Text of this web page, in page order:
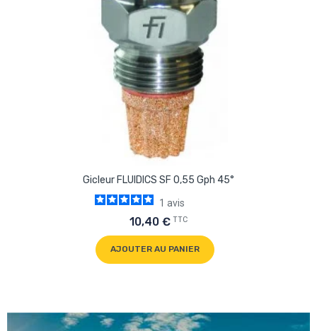
Gicleur FLUIDICS SF 0,55 Gph 45°
1 avis
10,40 € TTC
AJOUTER AU PANIER